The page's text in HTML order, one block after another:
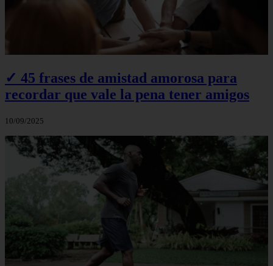
✓ 45 frases de amistad amorosa para
recordar que vale la pena tener amigos
10/09/2025